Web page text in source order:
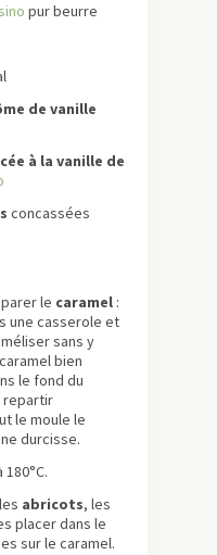
pur beurre
de vanille
à la vanille de
concassées
le caramel :
une casserole et
sans y
bien
le fond du
repartir
le moule le
durcisse.
abricots, les
placer dans le
sur le caramel.